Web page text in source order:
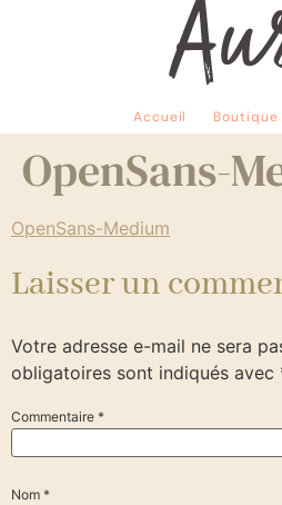
Accueil Boutique
OpenSans-
OpenSans-Medium
Laisser un
Votre adresse e-mail ne sera
obligatoires sont indiqués avec
Commentaire *
Nom *